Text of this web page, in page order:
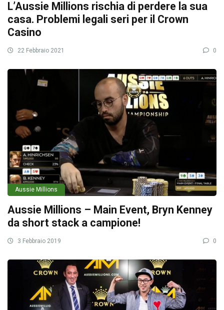
L’Aussie Millions rischia di perdere la sua
casa. Problemi legali seri per il Crown
Casino
22 Febbraio 2021 0
Aussie Millions
Aussie Millions – Main Event, Bryn Kenney
da short stack a campione!
3 Febbraio 2019 0